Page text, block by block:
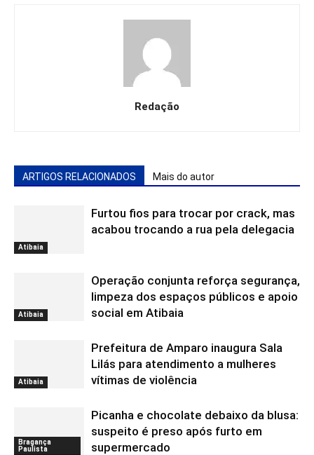
Redação
ARTIGOS RELACIONADOS Mais do autor
Atibaia
Furtou fios para trocar por crack, mas
acabou trocando a rua pela delegacia
Atibaia
Operação conjunta reforça segurança,
limpeza dos espaços públicos e apoio
social em Atibaia
Atibaia
Prefeitura de Amparo inaugura Sala
Lilás para atendimento a mulheres
vítimas de violência
Bragança
Paulista
Picanha e chocolate debaixo da blusa:
suspeito é preso após furto em
supermercado